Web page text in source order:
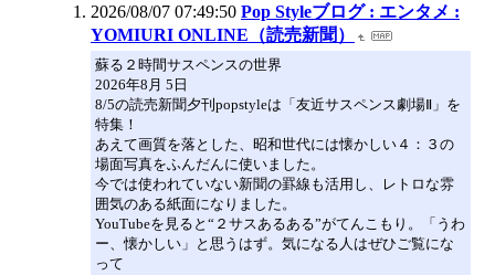
2026/08/07 07:49:50 Pop Styleブログ : エンタメ :
YOMIURI ONLINE（読売新聞）
蘇る２時間サスペンスの世界
2026年8月 5日
8/5の読売新聞夕刊popstyleは「友近サスペンス劇場Ⅱ」を
特集！
あえて画質を落とした、昭和世代には懐かしい４：３の
場面写真をふんだんに使いました。
今では使われていない新聞の罫線も活用し、レトロな雰
囲気のある紙面になりました。
YouTubeを見ると“２サスあるある”がてんこもり。「うわ
ー、懐かしい」と思うはず。気になる人はぜひご覧にな
って